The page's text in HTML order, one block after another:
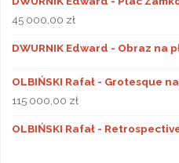
45 000,00 zł
DWURNIK Edward - Obraz na
OLBIŃSKI Rafał - Grotesque
115 000,00 zł
OLBIŃSKI Rafał -